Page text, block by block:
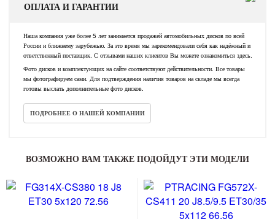
ОПЛАТА И ГАРАНТИИ
Наша компания уже более 5 лет занимается продажей автомобильных дисков по всей
России и ближнему зарубежью. За это время мы зарекомендовали себя как надёжный и
ответственный поставщик. С отзывами наших клиентов Вы можете ознакомиться здесь.
Фото дисков и комплектующих на сайте соответствуют действительности. Все товары
мы фотографируем сами. Для подтверждения наличия товаров на складе мы всегда
готовы выслать дополнительные фото дисков.
ПОДРОБНЕЕ О НАШЕЙ КОМПАНИИ
ВОЗМОЖНО ВАМ ТАКЖЕ ПОДОЙДУТ ЭТИ МОДЕЛИ